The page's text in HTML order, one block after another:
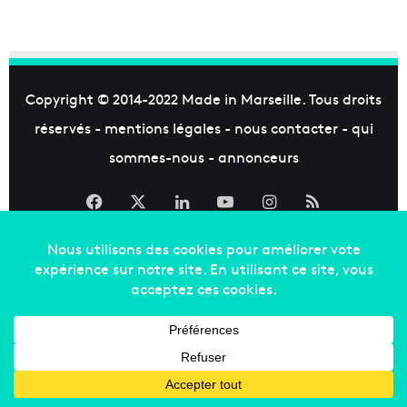
Copyright © 2014-2022 Made in Marseille. Tous droits
réservés - mentions légales- nous contacter- qui
sommes-nous- annonceurs
Facebook LinkedinYouTubeInstagram